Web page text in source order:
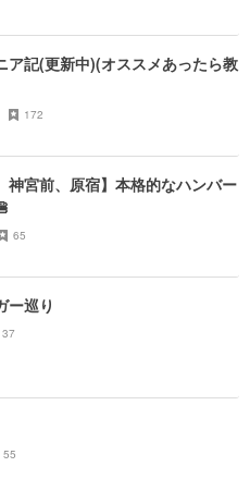
ア記(更新中)(オススメあったら教
172
神宮前、原宿】本格的なハンバー
65
ー巡り
37
55